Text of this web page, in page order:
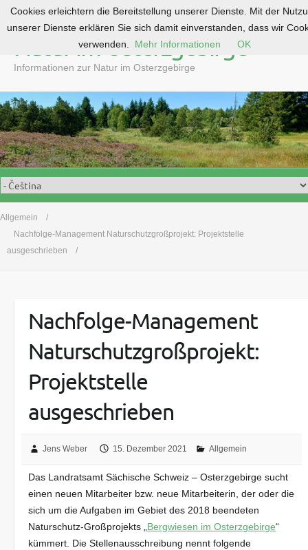
o
c
o
n
t
e
n
Natur im Osterzgebirge
Informationen zur Natur im Osterzgebirge
Allgemein
Nachfolge-Management Naturschutzgroßprojekt: Projektstelle
ausgeschrieben
Nachfolge-Management
Naturschutzgroßprojekt:
Projektstelle
ausgeschrieben
Jens Weber 15. Dezember 2021 Allgemein
Das Landratsamt Sächische Schweiz – Osterzgebirge sucht
einen neuen Mitarbeiter bzw. neue Mitarbeiterin, der oder die
sich um die Aufgaben im Gebiet des 2018 beendeten
Naturschutz-Großprojekts „ Bergwiesen im Osterzgebirge“
kümmert. Die Stellenausschreibung nennt folgende
Cookies erleichtern die Bereitstellung unserer Dienste. Mit der
unserer Dienste erklären Sie sich damit einverstanden, dass wir
verwenden.
Mehr Informationen OK